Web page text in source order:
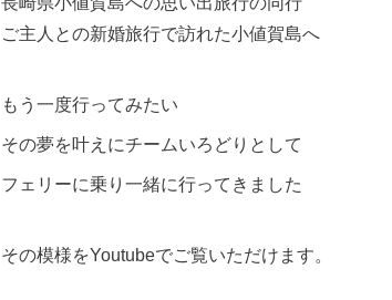
ご主人との新婚旅行で訪れた小値賀島へ
もう一度行ってみたい
その夢を叶えにチームいろどりとして
フェリーに乗り一緒に行ってきました
その模様をYoutubeでご覧いただけます。